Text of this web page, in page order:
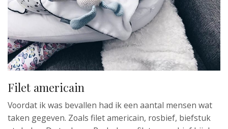
Filet americain
Voordat ik was bevallen had ik een aantal mensen wat
taken gegeven. Zoals filet americain, rosbief, biefstuk